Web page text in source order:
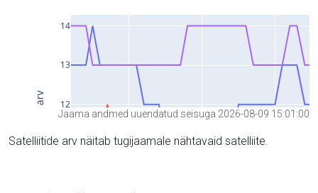
Jaama andmed uuendatud seisuga 2026-08-09 15:01:00
Satelliitide arv näitab tugijaamale nähtavaid satelliite.